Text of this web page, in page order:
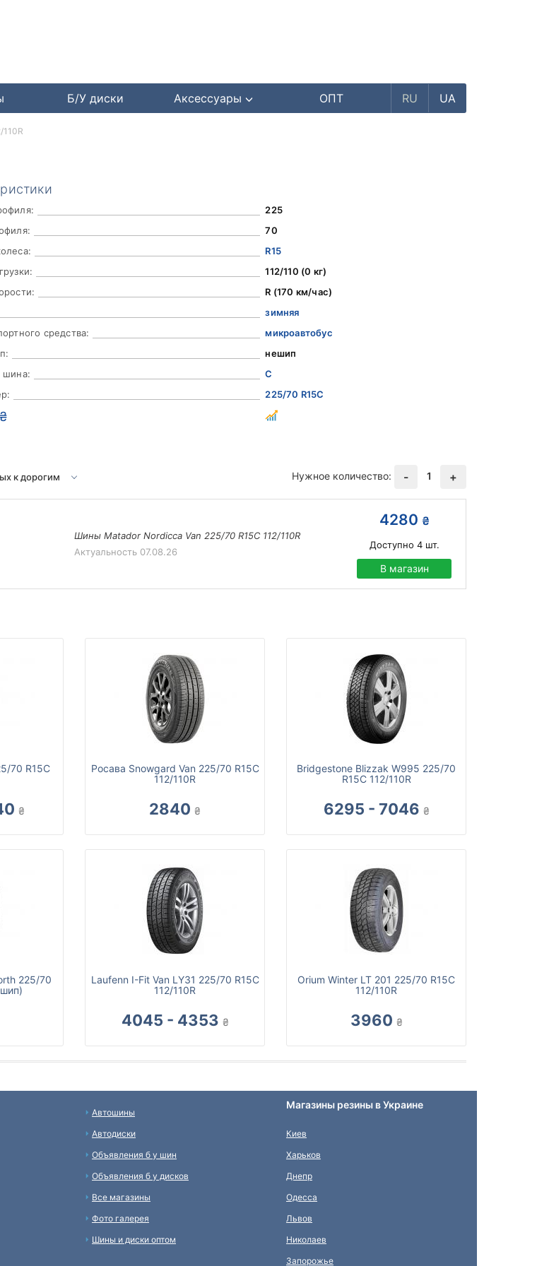
Б/У диски Аксессуары ОПТ RU UA
225
70
R15
112/110 (0 кг)
R (170 км/час)
зимняя
средства:
микроавтобус
нешип
шина:
C
225/70 R15C
₴
Нужное количество: - 1 +
Шины Matador Nordicca Van 225/70 R15C 112/110R
Актуальность 07.08.26
4280 ₴
Доступно 4шт.
В магазин
70 R15C
₴
Росава Snowgard Van 225/70 R15C
112/110R
2840 ₴
Bridgestone Blizzak W995 225/70
R15C 112/110R
6295 - 7046 ₴
225/70
Laufenn I-Fit Van LY31 225/70 R15C
112/110R
4045 - 4353 ₴
Orium Winter LT 201 225/70 R15C
112/110R
3960 ₴
110R
Автошины
Автодиски
Объявления б у шин
Объявления б у дисков
Все магазины
Фото галерея
Шины и диски оптом
Магазины резины в Украине
Киев
Харьков
Днепр
Одесса
Львов
Николаев
Запорожье